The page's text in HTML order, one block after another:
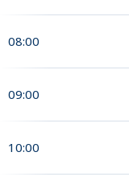
08:00
09:00
10:00